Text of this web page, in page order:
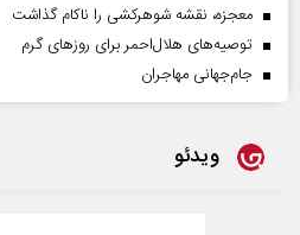
معجزه، نقشه شوهرکشی را ناکام گذاشت
توصیه‌های هلال‌احمر برای روز‌های گرم
جام‌جهانی مهاجران
ویدئو